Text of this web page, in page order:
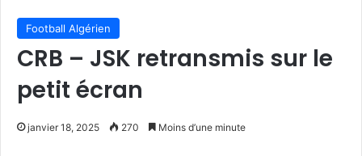
Football Algérien
CRB – JSK retransmis sur le
petit écran
janvier 18, 2025 270 Moins d’une minute